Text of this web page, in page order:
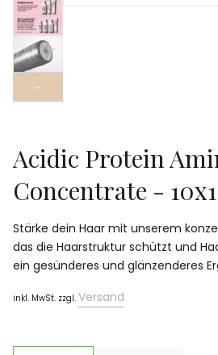
›
Acidic Protein
Concentrate -
Stärke dein Haar mit unserem
das die Haarstruktur schützt und
ein gesünderes und glänzenderes
inkl. MwSt. zzgl. Versand